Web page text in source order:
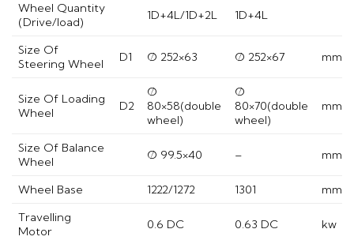
Wheel Quantity
(Drive/load)
1D+4L/1D+2L 1D+4L
Size Of
Steering Wheel
D1 Ø 252×63 Ø 252×67 mm
Size Of Loading
Wheel
D2
Ø
80×58(double
wheel)
Ø
80×70(double
wheel)
mm
Size Of Balance
Wheel
Ø 99.5×40 – mm
Wheel Base 1222/1272 1301
mm
Travelling
Motor
0.6 DC 0.63 DC kw